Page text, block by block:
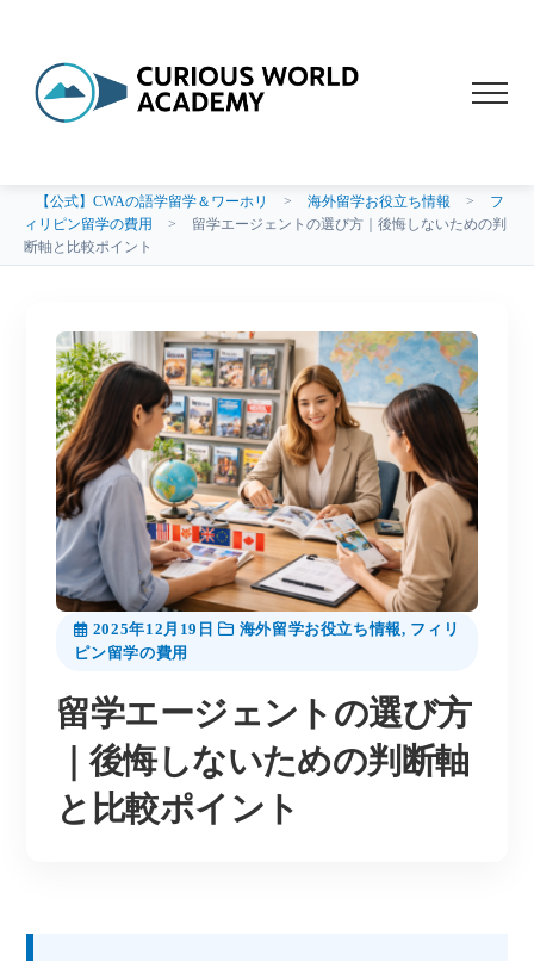
【公式】CWAの語学留学＆ワーホリ > 海外留学お役立ち情報 >
フ
ィリピン留学の費用
>
留学エージェントの選び方｜後悔しないための判
断軸と比較ポイント
2025年12月19日 海外留学お役立ち情報, フィリ
ピン留学の費用
留学エージェントの選び方
｜後悔しないための判断軸
と比較ポイント